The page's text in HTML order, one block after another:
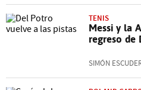
TENIS
Messi y la
regreso de
SIMÓN